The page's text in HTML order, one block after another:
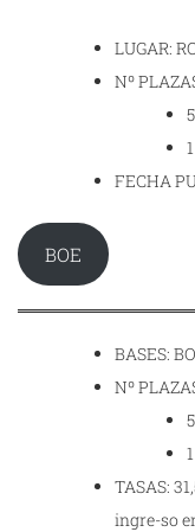
LUGAR:
Nº
FECHA
BOE
BASES:
Nº
TASAS:
ingre-so